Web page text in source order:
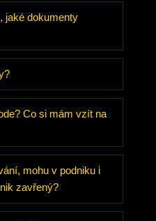
jaké dokumenty
Co si mám vzít na
mohu v podniku i
zavřený?